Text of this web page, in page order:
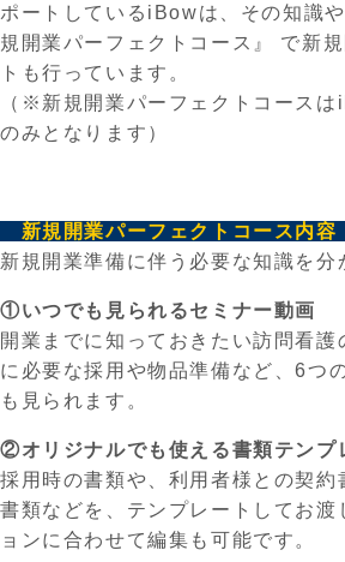
ポートしているiBowは、その知識
規開業パーフェクトコース』 で新
トも行っています。
（※新規開業パーフェクトコース
のみとなります）
新規開業パーフェクトコース内
新規開業準備に伴う必要な知識を分
①いつでも見られるセミナー動画
開業までに知っておきたい訪問看護
に必要な採用や物品準備など、6つ
も見られます。
②オリジナルでも使える書類テンプ
採用時の書類や、利用者様との契約
書類などを、テンプレートしてお渡
ョンに合わせて編集も可能です。